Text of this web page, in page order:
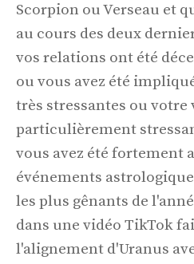
Scorpion ou Verseau et
au cours des deux
vos relations ont été
ou vous avez été
très stressantes ou votre
particulièrement
vous avez été fortement
événements
les plus gênants de
dans une vidéo TikTok
l'alignement d'Uranus